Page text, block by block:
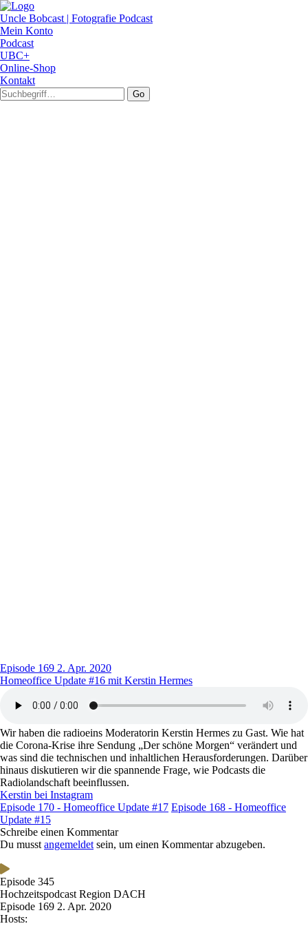
Uncle Bobcast | Fotografie Podcast
Mein Konto
Podcast
UBC+
Online-Shop
Kontakt
Go
Episode 169 2. Apr. 2020
Homeoffice Update #16 mit Kerstin Hermes
Wir haben die radioeins Moderatorin Kerstin Hermes zu Gast. Wie hat
die Corona-Krise ihre Sendung „Der schöne Morgen“ verändert und
was sind die technischen und inhaltlichen Herausforderungen. Darüber
hinaus diskutieren wir die spannende Frage, wie Podcasts die
Radiolandschaft beeinflussen.
Kerstin bei Instagram
Episode 170 - Homeoffice Update #17 Episode 168 - Homeoffice
Update #15
Schreibe einen Kommentar
Du musst angemeldet sein, um einen Kommentar abzugeben.
Episode 345
Hochzeitspodcast Region DACH
Episode 169 2. Apr. 2020
Hosts: